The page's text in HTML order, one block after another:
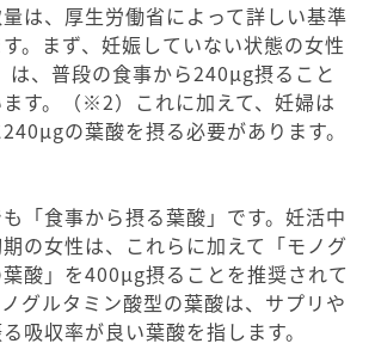
は、厚生労働省によって詳しい基準
。まず、妊娠していない状態の女性
は、普段の食事から240μg摂ること
す。（※2）これに加えて、妊婦は
の葉酸を摂る必要があります。
「食事から摂る葉酸」です。妊活中
の女性は、これらに加えて「モノグ
酸」を400μg摂ることを推奨されて
グルタミン酸型の葉酸は、サプリや
吸収率が良い葉酸を指します。